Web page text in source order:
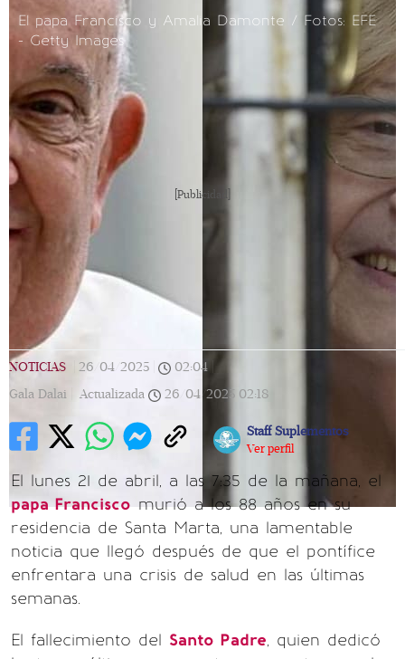
El papa Francisco y Amalia Damonte / Fotos: EFE
- Getty Images
[Publicidad]
NOTICIAS 26/04/2025 02:04
Gala Dalai |
Actualizada 26/04/2025 02:18
Staff Suplementos
Ver perfil
El lunes 21 de abril, a las 7:35 de la mañana, el
papa Francisco murió a los 88 años en su
residencia de Santa Marta, una lamentable
noticia que llegó después de que el pontífice
enfrentara una crisis de salud en las últimas
semanas.
El fallecimiento del Santo Padre, quien dedicó